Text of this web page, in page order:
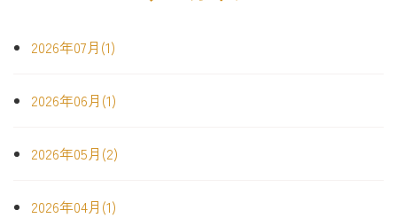
2026年07月(1)
2026年06月(1)
2026年05月(2)
2026年04月(1)